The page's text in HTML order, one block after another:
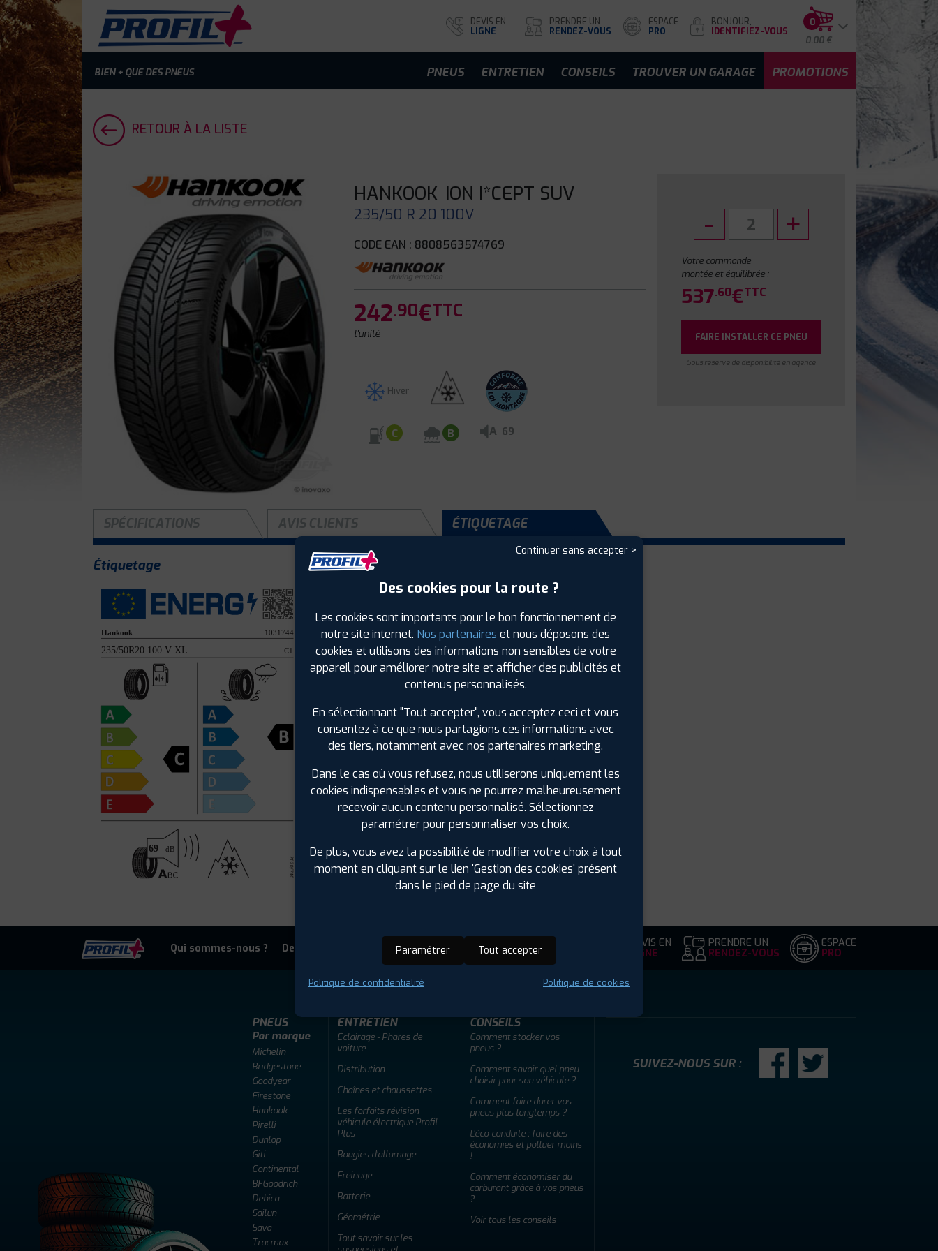
BIEN + QUE DES PNEUS
DEVIS EN
LIGNE
PRENDRE UN
RENDEZ-VOUS
ESPACE
PRO
BONJOUR,
IDENTIFIEZ-VOUS
0
0.00 €
PNEUS ENTRETIEN CONSEILS TROUVER UN GARAGE PROMOTIONS
RETOUR À LA LISTE
HANKOOK ION I*CEPT SUV
235/50 R 20 100V
CODE EAN : 8808563574769
242.90€TTC
l'unité
Hiver
C B A 69
Votre commande
montée et équilibrée :
537.60€TTC
FAIRE INSTALLER CE PNEU
Sous réserve de disponibilité en agence
SPÉCIFICATIONS AVIS CLIENTS ÉTIQUETAGE
Étiquetage
Hiver
Largeur :235
Hauteur :50
Diamètre :20
Charge :100
Bruit de roulement externe : 69
Résistance au roulement :
Adhérence sur sol mouillé : B
Code EAN :
Qui sommes-nous ? Devenir adherent Offres d'emploi FAQ DEVIS EN
LIGNE
PRENDRE UN
RENDEZ-VOUS
ESPACE
PRO
PNEUS
Par marque
Michelin
Bridgestone
Goodyear
Firestone
Hankook
Pirelli
Dunlop
Giti
Continental
BFGoodrich
Debica
Sailun
Sava
Tracmax
ENTRETIEN
Éclairage - Phares de
voiture
Distribution
Chaînes et chaussettes
Les forfaits révision
véhicule électrique Profil
Plus
Bougies d'allumage
Freinage
Batterie
Géométrie
Tout savoir sur les
CONSEILS
Comment stocker vos
pneus ?
Comment savoir quel pneu
choisir pour son véhicule ?
Comment faire durer vos
pneus plus longtemps ?
L'éco-conduite : faire des
économies et polluer moins
!
Comment économiser du
carburant grâce à vos pneus
?
Voir tous les conseils
SUIVEZ-NOUS SUR :
Continuer sans accepter >
Des cookies pour la route ?
Les cookies sont importants pour le bon fonctionnement de
notre site internet. Nos partenaires et nous déposons des
cookies et utilisons des informations non sensibles de votre
appareil pour améliorer notre site et afficher des publicités et
contenus personnalisés.
En sélectionnant "Tout accepter", vous acceptez ceci et vous
consentez à ce que nous partagions ces informations avec
des tiers, notamment avec nos partenaires marketing.
Dans le cas où vous refusez, nous utiliserons uniquement les
cookies indispensables et vous ne pourrez malheureusement
recevoir aucun contenu personnalisé. Sélectionnez
paramétrer pour personnaliser vos choix.
De plus, vous avez la possibilité de modifier votre choix à tout
moment en cliquant sur le lien 'Gestion des cookies' présent
dans le pied de page du site
Paramétrer Tout accepter
Politique de confidentialité Politique de cookies